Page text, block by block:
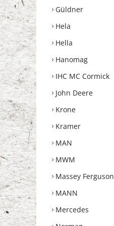
Güldner
Hela
Hella
Hanomag
IHC MC Cormick
John Deere
Krone
Kramer
MAN
MWM
Massey Ferguson
MANN
Mercedes